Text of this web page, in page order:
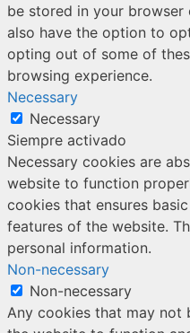
be stored in your browser
also have the option to
opting out of some of
browsing experience.
Necessary
Necessary
Siempre activado
Necessary cookies are
website to function
cookies that ensures
features of the website.
personal information.
Non-necessary
Non-necessary
Any cookies that may not